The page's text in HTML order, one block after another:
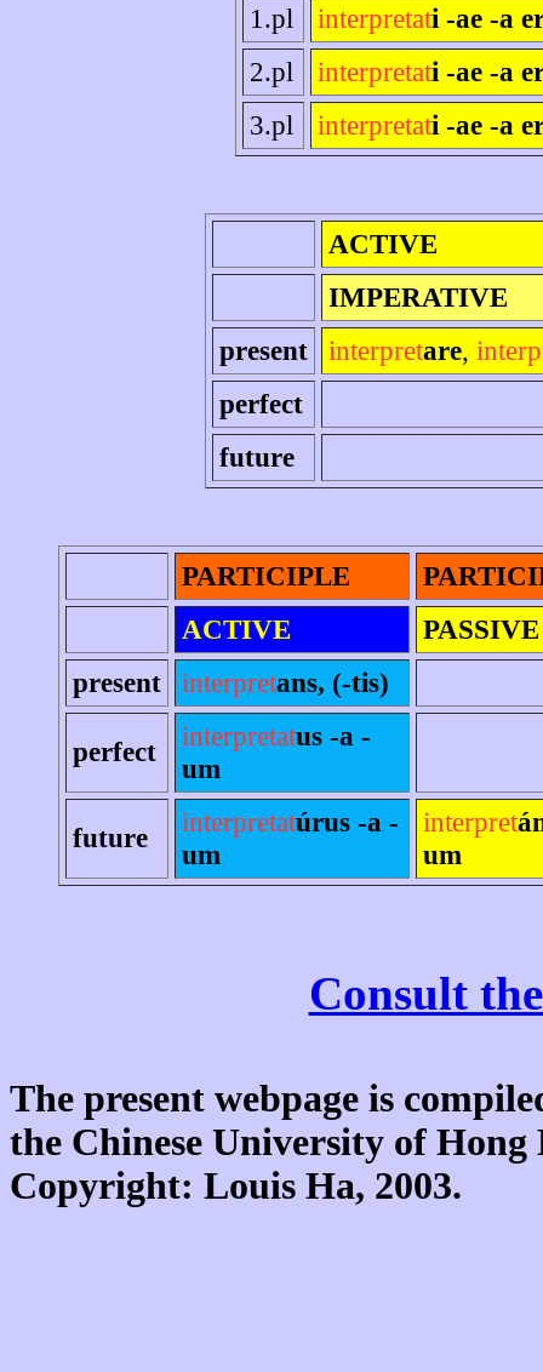
1.pl
interpretati -ae -a
2.pl
interpretati -ae -a
3.pl
interpretati -ae -a
ACTIVE
IMPERATIVE
present
interpretare,
perfect
future
PARTICIPLE
ACTIVE
PASSIVE
present
interpretans, (-tis)
perfect interpretatus -a -
um
future interpretatúrus -a -
um
interpret
um
Consult
The present webpage is
the Chinese University of
Copyright: Louis Ha, 2003.